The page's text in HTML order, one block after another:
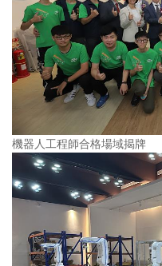
機器人工程師合格場域揭牌